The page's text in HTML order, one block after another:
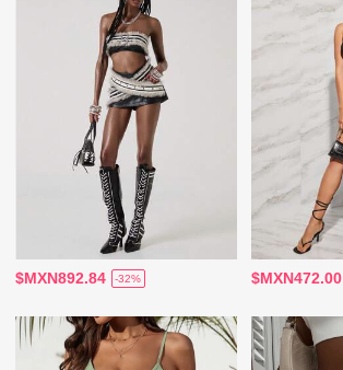
$MXN892.84 -32% $MXN472.00